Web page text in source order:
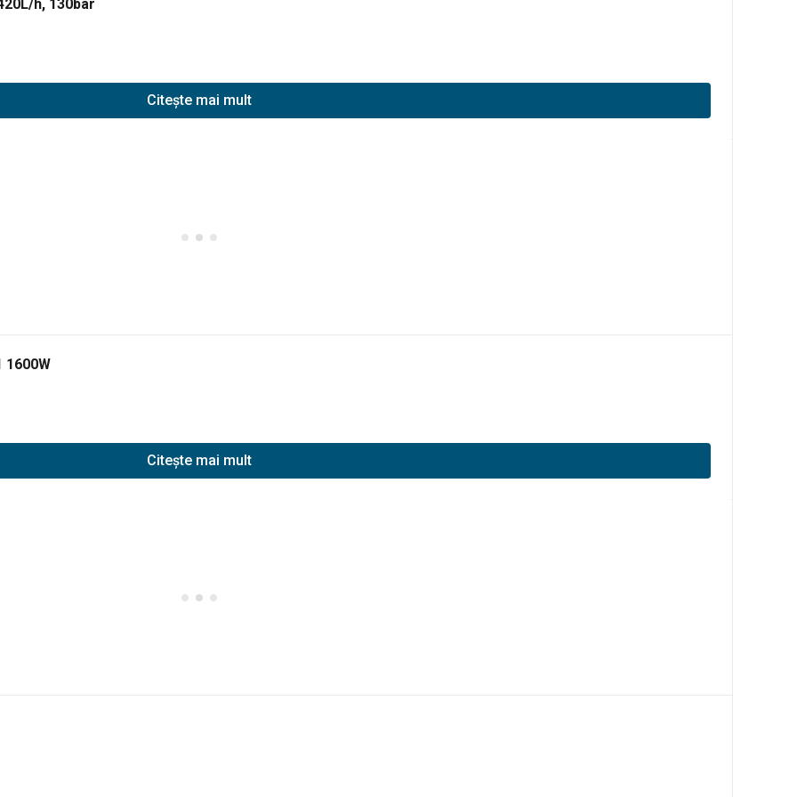
h, 130bar
Citește mai mult
1600W
Citește mai mult